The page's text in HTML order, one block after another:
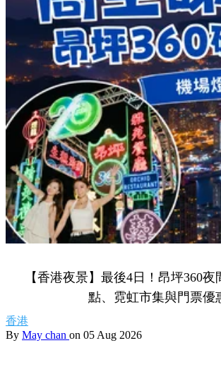
【香港夜景】最後4日！昂坪360
點、霓虹市集與門票優
香港
By May chan on 05 Aug 2026